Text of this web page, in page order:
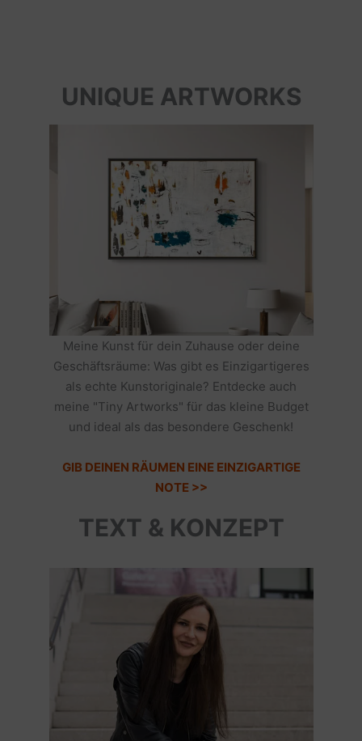
UNIQUE ARTWORKS
Meine Kunst für dein Zuhause oder deine
Geschäftsräume: Was gibt es Einzigartigeres
als echte Kunstoriginale? Entdecke auch
meine "Tiny Artworks" für das kleine Budget
und ideal als das besondere Geschenk!
GIB DEINEN RÄUMEN EINE EINZIGARTIGE
NOTE >>
TEXT & KONZEPT